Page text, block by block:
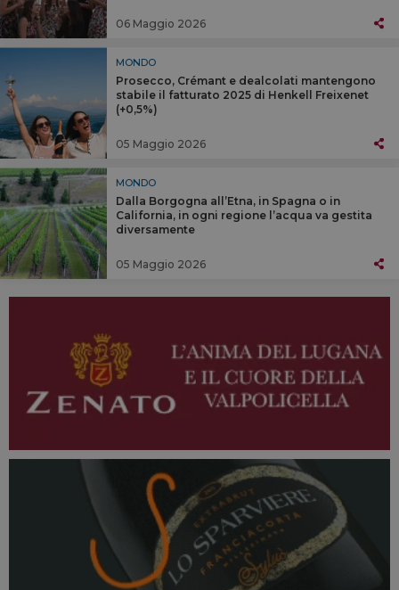
06 Maggio 2026
MONDO
Prosecco, Crémant e dealcolati mantengono
stabile il fatturato 2025 di Henkell Freixenet
(+0,5%)
05 Maggio 2026
MONDO
Dalla Borgogna all’Etna, in Spagna o in
California, in ogni regione l’acqua va gestita
diversamente
05 Maggio 2026